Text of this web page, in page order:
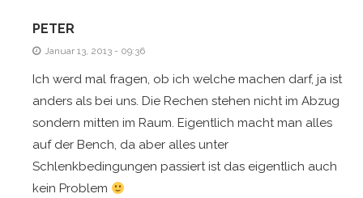
PETER
Januar 13, 2013 - 09:36
Ich werd mal fragen, ob ich welche machen darf, ja ist
anders als bei uns. Die Rechen stehen nicht im Abzug
sondern mitten im Raum. Eigentlich macht man alles
auf der Bench, da aber alles unter
Schlenkbedingungen passiert ist das eigentlich auch
kein Problem